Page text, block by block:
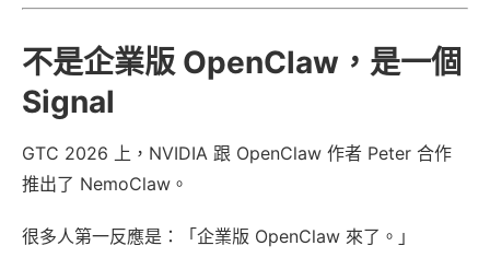
不是企業版 OpenClaw，是一個
Signal
GTC 2026 上，NVIDIA 跟 OpenClaw 作者 Peter 合作
推出了 NemoClaw。
很多人第一反應是：「企業版 OpenClaw 來了。」